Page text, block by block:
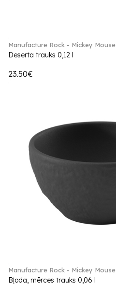
Manufacture Rock - Mickey Mouse
Deserta trauks 0,12 l
23.50€
Manufacture Rock - Mickey Mouse
Bļoda, mērces trauks 0,06 l